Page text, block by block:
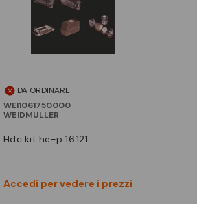
DA ORDINARE
WEI1061750000
WEIDMULLER
hdc kit he-p 16.121
Accedi per vedere i prezzi
Confronta